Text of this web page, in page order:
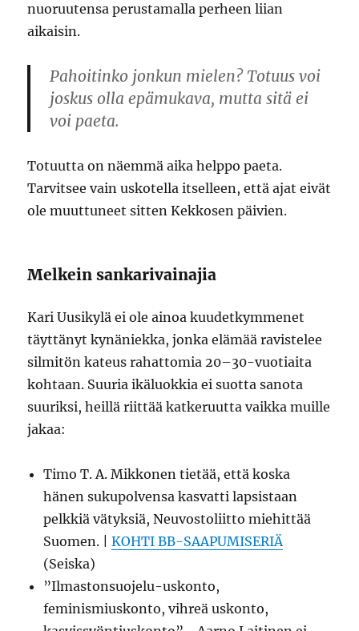
nuoruutensa perustamalla perheen liian
aikaisin.
Pahoitinko jonkun mielen? Totuus voi
joskus olla epämukava, mutta sitä ei
voi paeta.
Totuutta on näemmä aika helppo paeta.
Tarvitsee vain uskotella itselleen, että ajat eivät
ole muuttuneet sitten Kekkosen päivien.
Melkein sankarivainajia
Kari Uusikylä ei ole ainoa kuudetkymmenet
täyttänyt kynäniekka, jonka elämää ravistelee
silmitön kateus rahattomia 20–30-vuotiaita
kohtaan. Suuria ikäluokkia ei suotta sanota
suuriksi, heillä riittää katkeruutta vaikka muille
jakaa:
Timo T. A. Mikkonen tietää, että koska
hänen sukupolvensa kasvatti lapsistaan
pelkkiä vätyksiä, Neuvostoliitto miehittää
Suomen. |KOHTI BB-SAAPUMISERIÄ
(Seiska)
”Ilmastonsuojelu-uskonto,
feminismiuskonto, vihreä uskonto,